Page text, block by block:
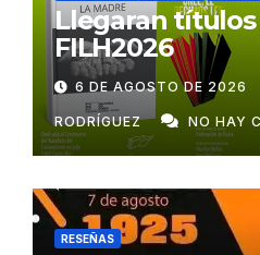
Llegaran títulos
FILH2026
6 DE AGOSTO DE 2026
RODRÍGUEZ NO HAY
RESEÑAS